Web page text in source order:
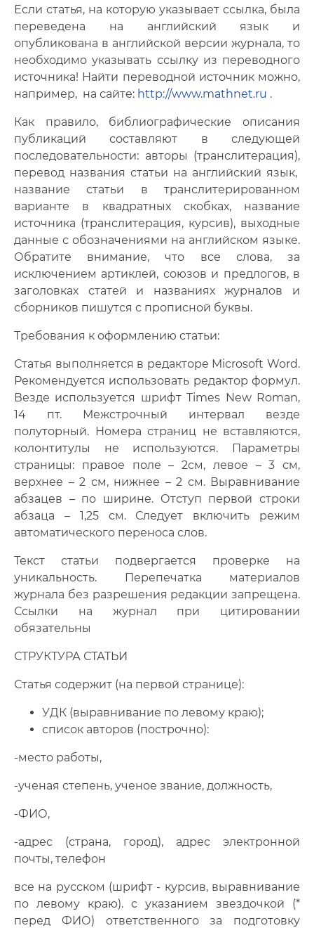
Если статья, на которую указывает ссылка, была
переведена на английский язык и
опубликована в английской версии журнала, то
необходимо указывать ссылку из переводного
источника! Найти переводной источник можно,
например, на сайте: http://www.mathnet.ru .
Как правило, библиографические описания
публикаций составляют в следующей
последовательности: авторы (транслитерация),
перевод названия статьи на английский язык,
название статьи в транслитерированном
варианте в квадратных скобках, название
источника (транслитерация, курсив), выходные
данные с обозначениями на английском языке.
Обратите внимание, что все слова, за
исключением артиклей, союзов и предлогов, в
заголовках статей и названиях журналов и
сборников пишутся с прописной буквы.
Требования к оформлению статьи:
Статья выполняется в редакторе Microsoft Word.
Рекомендуется использовать редактор формул.
Везде используется шрифт Times New Roman,
14 пт. Межстрочный интервал везде
полуторный. Номера страниц не вставляются,
колонтитулы не используются. Параметры
страницы: правое поле – 2см, левое – 3 см,
верхнее – 2 см, нижнее – 2 см. Выравнивание
абзацев – по ширине. Отступ первой строки
абзаца – 1,25 см. Следует включить режим
автоматического переноса слов.
Текст статьи подвергается проверке на
уникальность. Перепечатка материалов
журнала без разрешения редакции запрещена.
Ссылки на журнал при цитировании
обязательны
СТРУКТУРА СТАТЬИ
Статья содержит (на первой странице):
УДК (выравнивание по левому краю);
список авторов (построчно):
-место работы,
-ученая степень, ученое звание, должность,
-ФИО,
-адрес (страна, город), адрес электронной
почты, телефон
все на русском (шрифт - курсив, выравнивание
по левому краю). с указанием звездочкой (*
перед ФИО) ответственного за подготовку